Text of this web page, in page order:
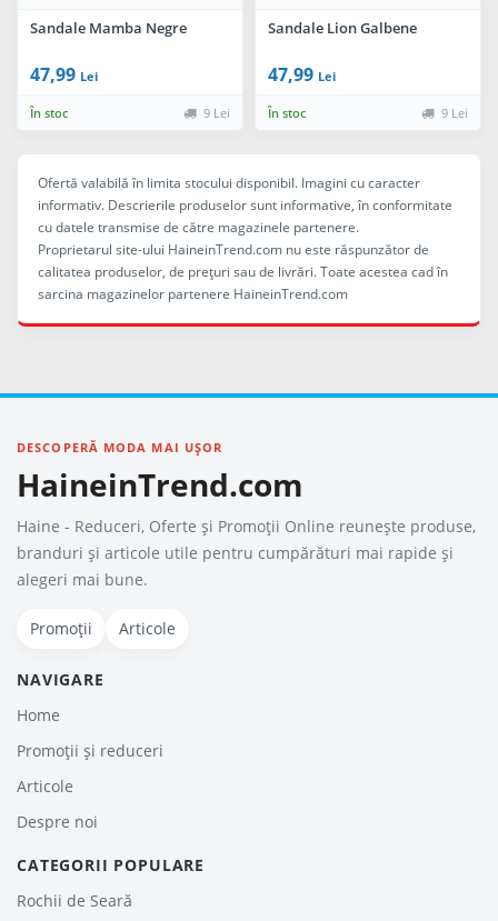
Sandale Mamba Negre
47,99 Lei
În stoc 9 Lei
Sandale Lion Galbene
47,99 Lei
În stoc 9 Lei
Ofertă valabilă în limita stocului disponibil. Imagini cu caracter
informativ. Descrierile produselor sunt informative, în conformitate
cu datele transmise de către magazinele partenere.
Proprietarul site-ului HaineinTrend.com nu este răspunzător de
calitatea produselor, de preţuri sau de livrări. Toate acestea cad în
sarcina magazinelor partenere HaineinTrend.com
DESCOPERĂ MODA MAI UȘOR
HaineinTrend.com
Haine - Reduceri, Oferte şi Promoţii Online reunește produse,
branduri și articole utile pentru cumpărături mai rapide și
alegeri mai bune.
Promoții Articole
NAVIGARE
Home
Promoții și reduceri
Articole
Despre noi
CATEGORII POPULARE
Rochii de Seară